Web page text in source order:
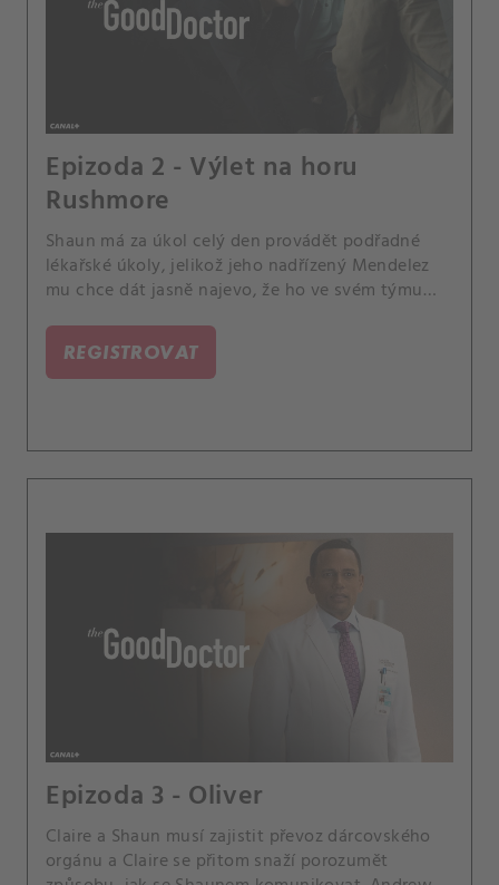
Epizoda 2 - Výlet na horu
Rushmore
Shaun má za úkol celý den provádět podřadné
lékařské úkoly, jelikož jeho nadřízený Mendelez
mu chce dát jasně najevo, že ho ve svém týmu
vážně a někomu, kdo má být už propuštěn
objedná drahá, zbytečná vyšetření.
REGISTROVAT
Epizoda 3 - Oliver
Claire a Shaun musí zajistit převoz dárcovského
orgánu a Claire se přitom snaží porozumět